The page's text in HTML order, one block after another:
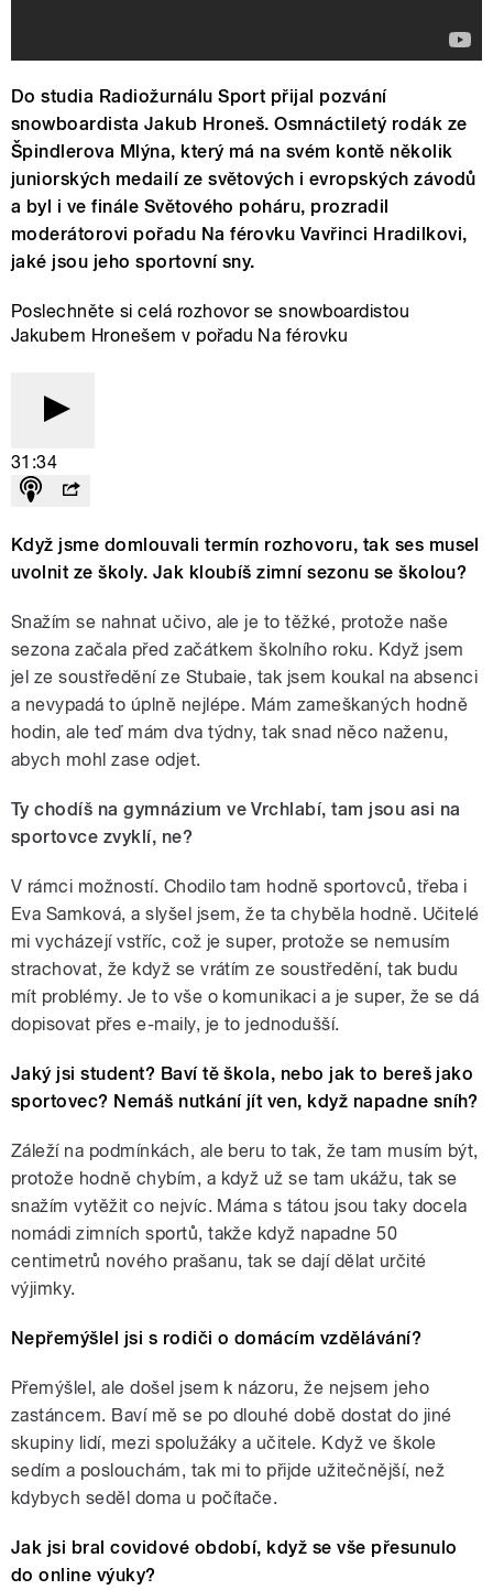
Do studia Radiožurnálu Sport přijal pozvání
snowboardista Jakub Hroneš. Osmnáctiletý rodák ze
Špindlerova Mlýna, který má na svém kontě několik
juniorských medailí ze světových i evropských závodů
a byl i ve finále Světového poháru, prozradil
moderátorovi pořadu Na férovku Vavřinci Hradilkovi,
jaké jsou jeho sportovní sny.
Poslechněte si celá rozhovor se snowboardistou
Jakubem Hronešem v pořadu Na férovku
31:34
Když jsme domlouvali termín rozhovoru, tak ses musel
uvolnit ze školy. Jak kloubíš zimní sezonu se školou?
Snažím se nahnat učivo, ale je to těžké, protože naše
sezona začala před začátkem školního roku. Když jsem
jel ze soustředění ze Stubaie, tak jsem koukal na absenci
a nevypadá to úplně nejlépe. Mám zameškaných hodně
hodin, ale teď mám dva týdny, tak snad něco naženu,
abych mohl zase odjet.
Ty chodíš na gymnázium ve Vrchlabí, tam jsou asi na
sportovce zvyklí, ne?
V rámci možností. Chodilo tam hodně sportovců, třeba i
Eva Samková, a slyšel jsem, že ta chyběla hodně. Učitelé
mi vycházejí vstříc, což je super, protože se nemusím
strachovat, že když se vrátím ze soustředění, tak budu
mít problémy. Je to vše o komunikaci a je super, že se dá
dopisovat přes e-maily, je to jednodušší.
Jaký jsi student? Baví tě škola, nebo jak to bereš jako
sportovec? Nemáš nutkání jít ven, když napadne sníh?
Záleží na podmínkách, ale beru to tak, že tam musím být,
protože hodně chybím, a když už se tam ukážu, tak se
snažím vytěžit co nejvíc. Máma s tátou jsou taky docela
nomádi zimních sportů, takže když napadne 50
centimetrů nového prašanu, tak se dají dělat určité
výjimky.
Nepřemýšlel jsi s rodiči o domácím vzdělávání?
Přemýšlel, ale došel jsem k názoru, že nejsem jeho
zastáncem. Baví mě se po dlouhé době dostat do jiné
skupiny lidí, mezi spolužáky a učitele. Když ve škole
sedím a poslouchám, tak mi to přijde užitečnější, než
kdybych seděl doma u počítače.
Jak jsi bral covidové období, když se vše přesunulo
do online výuky?